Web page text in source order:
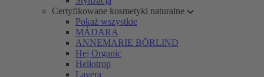
Certyfikowane kosmetyki naturalne
Pokaż wszystkie
MÁDARA
ANNEMARIE BÖRLIND
Hej Organic
Heliotrop
Lavera